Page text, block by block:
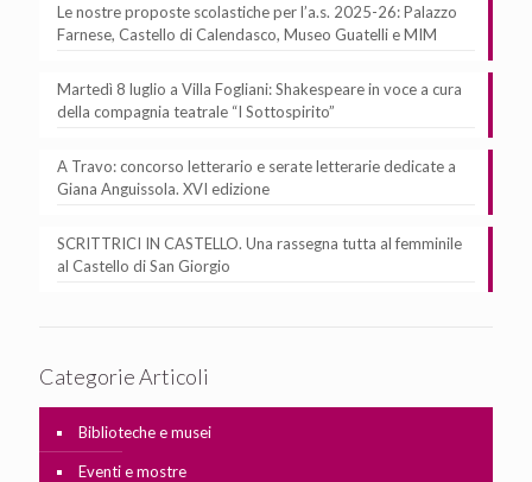
Le nostre proposte scolastiche per l’a.s. 2025-26: Palazzo
Farnese, Castello di Calendasco, Museo Guatelli e MIM
Martedì 8 luglio a Villa Fogliani: Shakespeare in voce a cura
della compagnia teatrale “I Sottospirito”
A Travo: concorso letterario e serate letterarie dedicate a
Giana Anguissola. XVI edizione
SCRITTRICI IN CASTELLO. Una rassegna tutta al femminile
al Castello di San Giorgio
Categorie Articoli
Biblioteche e musei
Eventi e mostre